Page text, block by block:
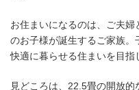
22.5畳LDKと
お住まいになるのは、ご夫
のお子様が誕生するご家族
快適に暮らせる住まいを目指
見どころは、22.5畳の開放